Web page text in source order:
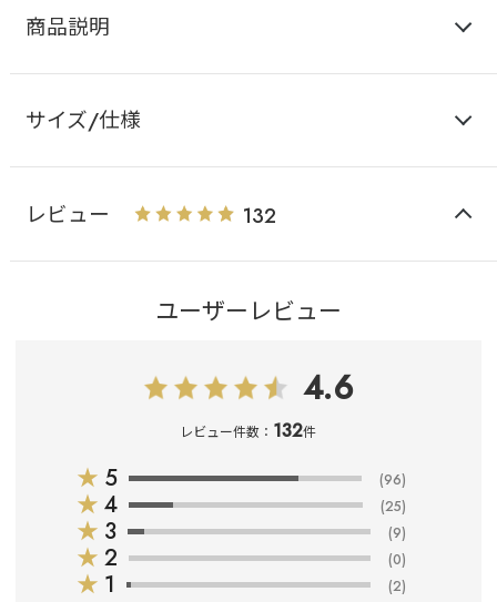
商品説明
サイズ/仕様
レビュー 132
ユーザーレビュー
4.6
レビュー件数： 132件
★ 5 (96)
★ 4 (25)
★ 3 (9)
★ 2 (0)
★ 1 (2)